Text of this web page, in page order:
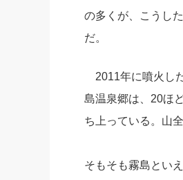
の多くが、こうし
だ。
2011年に噴火し
島温泉郷は、20ほ
ち上っている。山
そもそも霧島とい